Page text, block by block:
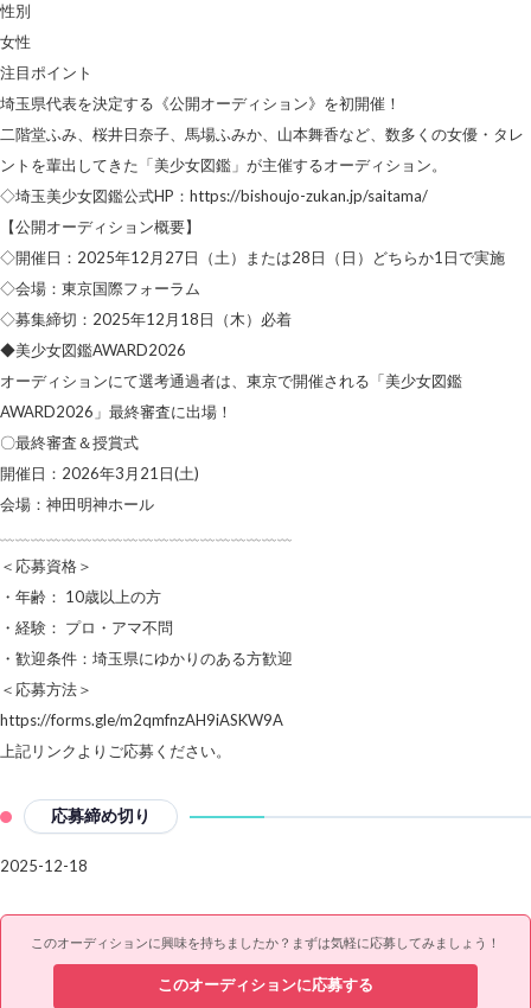
性別
女性
注目ポイント
埼玉県代表を決定する《公開オーディション》を初開催！
二階堂ふみ、桜井日奈子、馬場ふみか、山本舞香など、数多くの女優・タレ
ントを輩出してきた「美少女図鑑」が主催するオーディション。
◇埼玉美少女図鑑公式HP：https://bishoujo-zukan.jp/saitama/
【公開オーディション概要】
◇開催日：2025年12月27日（土）または28日（日）どちらか1日で実施
◇会場：東京国際フォーラム
◇募集締切：2025年12月18日（木）必着
◆美少女図鑑AWARD2026
オーディションにて選考通過者は、東京で開催される「美少女図鑑
AWARD2026」最終審査に出場！
〇最終審査＆授賞式
開催日：2026年3⽉21日(土)
会場：神田明神ホール
﹏﹏﹏﹏﹏﹏﹏﹏﹏﹏﹏﹏﹏﹏﹏﹏﹏﹏﹏
＜応募資格＞
・年齢： 10歳以上の方
・経験： プロ・アマ不問
・歓迎条件：埼玉県にゆかりのある方歓迎
＜応募方法＞
https://forms.gle/m2qmfnzAH9iASKW9A
上記リンクよりご応募ください。
応募締め切り
2025-12-18
このオーディションに興味を持ちましたか？まずは気軽に応募してみましょう！
このオーディションに応募する